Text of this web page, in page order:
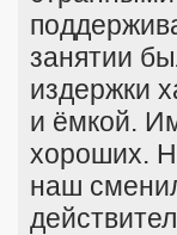
занятии
издержки
и ёмкой.
хороших.
наш